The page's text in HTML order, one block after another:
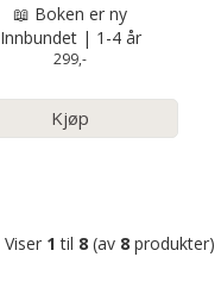
📖 Boken er ny
Innbundet | 1-4 år
299,-
Kjøp
Viser 1 til 8 (av 8 produkter)